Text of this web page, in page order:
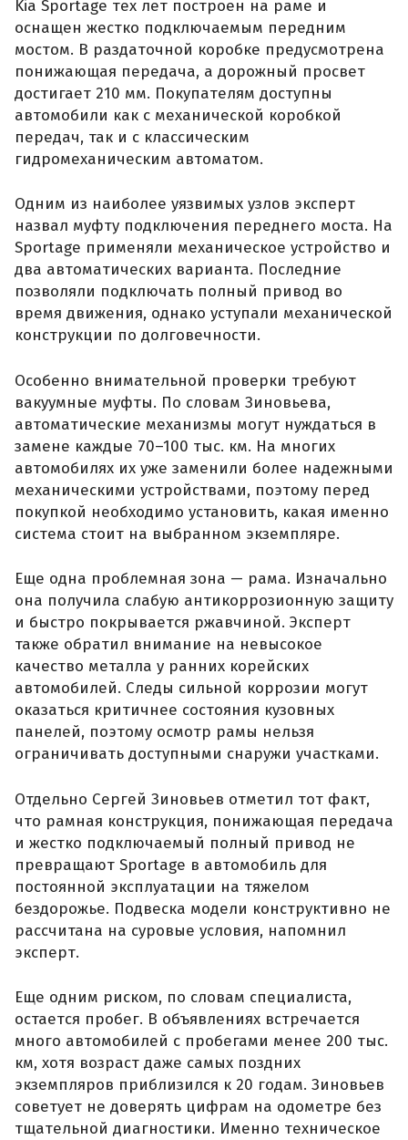
Kia Sportage тех лет построен на раме и
оснащен жестко подключаемым передним
мостом. В раздаточной коробке предусмотрена
понижающая передача, а дорожный просвет
достигает 210 мм. Покупателям доступны
автомобили как с механической коробкой
передач, так и с классическим
гидромеханическим автоматом.
Одним из наиболее уязвимых узлов эксперт
назвал муфту подключения переднего моста. На
Sportage применяли механическое устройство и
два автоматических варианта. Последние
позволяли подключать полный привод во
время движения, однако уступали механической
конструкции по долговечности.
Особенно внимательной проверки требуют
вакуумные муфты. По словам Зиновьева,
автоматические механизмы могут нуждаться в
замене каждые 70–100 тыс. км. На многих
автомобилях их уже заменили более надежными
механическими устройствами, поэтому перед
покупкой необходимо установить, какая именно
система стоит на выбранном экземпляре.
Еще одна проблемная зона — рама. Изначально
она получила слабую антикоррозионную защиту
и быстро покрывается ржавчиной. Эксперт
также обратил внимание на невысокое
качество металла у ранних корейских
автомобилей. Следы сильной коррозии могут
оказаться критичнее состояния кузовных
панелей, поэтому осмотр рамы нельзя
ограничивать доступными снаружи участками.
Отдельно Сергей Зиновьев отметил тот факт,
что рамная конструкция, понижающая передача
и жестко подключаемый полный привод не
превращают Sportage в автомобиль для
постоянной эксплуатации на тяжелом
бездорожье. Подвеска модели конструктивно не
рассчитана на суровые условия, напомнил
эксперт.
Еще одним риском, по словам специалиста,
остается пробег. В объявлениях встречается
много автомобилей с пробегами менее 200 тыс.
км, хотя возраст даже самых поздних
экземпляров приблизился к 20 годам. Зиновьев
советует не доверять цифрам на одометре без
тщательной диагностики. Именно техническое